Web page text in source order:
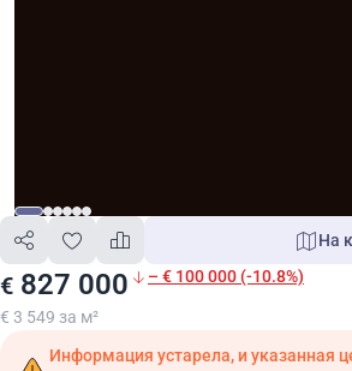
€ 827 000 – € 100 000 (-10.8%)
€ 3 549 за м²
На
Информация устарела, и указанная